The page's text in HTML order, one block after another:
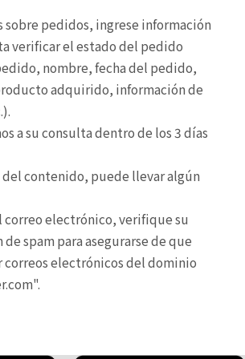
sobre pedidos, ingrese información
verificar el estado del pedido
nombre, fecha del pedido,
adquirido, información de
a su consulta dentro de los 3 días
contenido, puede llevar algún
correo electrónico, verifique su
spam para asegurarse de que
electrónicos del dominio